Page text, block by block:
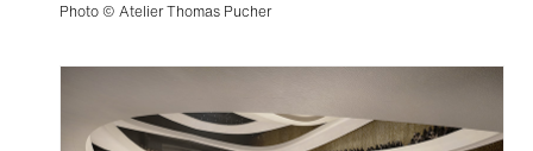
Photo © Atelier Thomas Pucher